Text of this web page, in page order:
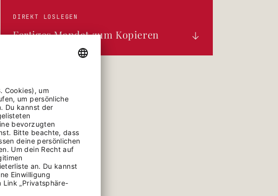
DIREKT LOSLEGEN
Fertiges Mandat zum Kopieren 